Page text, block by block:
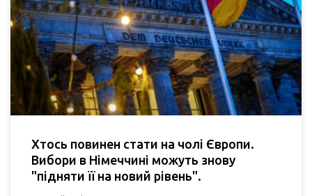
Хтось повинен стати на чолі Європи.
Вибори в Німеччині можуть знову
"підняти її на новий рівень".